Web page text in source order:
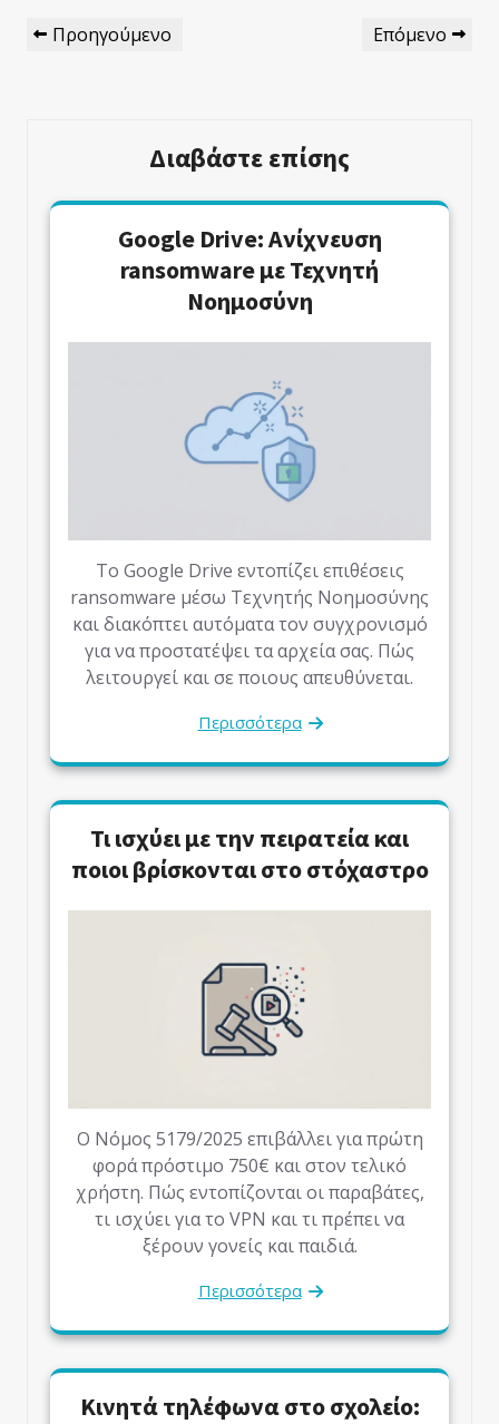
Πλοήγηση
Άρθρων
Προηγούμενο
Προηγούμενο
Επόμενο
Επόμενο
Διαβάστε επίσης
Google Drive: Ανίχνευση
ransomware με Τεχνητή
Νοημοσύνη
Το Google Drive εντοπίζει επιθέσεις
ransomware μέσω Τεχνητής Νοημοσύνης
και διακόπτει αυτόματα τον συγχρονισμό
για να προστατέψει τα αρχεία σας. Πώς
λειτουργεί και σε ποιους απευθύνεται.
Περισσότερα
Τι ισχύει με την πειρατεία και
ποιοι βρίσκονται στο στόχαστρο
Ο Νόμος 5179/2025 επιβάλλει για πρώτη
φορά πρόστιμο 750€ και στον τελικό
χρήστη. Πώς εντοπίζονται οι παραβάτες,
τι ισχύει για το VPN και τι πρέπει να
ξέρουν γονείς και παιδιά.
Περισσότερα
Κινητά τηλέφωνα στο σχολείο: